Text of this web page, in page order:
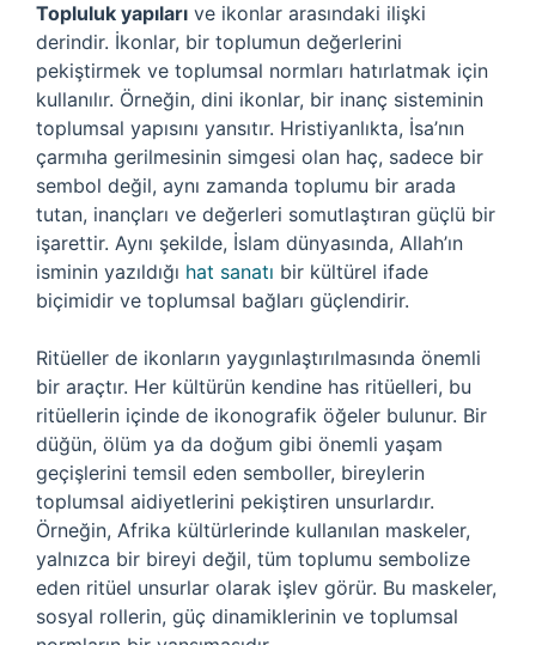
Topluluk yapıları ve ikonlar arasındaki ilişki
derindir. İkonlar, bir toplumun değerlerini
pekiştirmek ve toplumsal normları hatırlatmak için
kullanılır. Örneğin, dini ikonlar, bir inanç sisteminin
toplumsal yapısını yansıtır. Hristiyanlıkta, İsa’nın
çarmıha gerilmesinin simgesi olan haç, sadece bir
sembol değil, aynı zamanda toplumu bir arada
tutan, inançları ve değerleri somutlaştıran güçlü bir
işarettir. Aynı şekilde, İslam dünyasında, Allah’ın
isminin yazıldığı hat sanatı bir kültürel ifade
biçimidir ve toplumsal bağları güçlendirir.
Ritüeller de ikonların yaygınlaştırılmasında önemli
bir araçtır. Her kültürün kendine has ritüelleri, bu
ritüellerin içinde de ikonografik öğeler bulunur. Bir
düğün, ölüm ya da doğum gibi önemli yaşam
geçişlerini temsil eden semboller, bireylerin
toplumsal aidiyetlerini pekiştiren unsurlardır.
Örneğin, Afrika kültürlerinde kullanılan maskeler,
yalnızca bir bireyi değil, tüm toplumu sembolize
eden ritüel unsurlar olarak işlev görür. Bu maskeler,
sosyal rollerin, güç dinamiklerinin ve toplumsal